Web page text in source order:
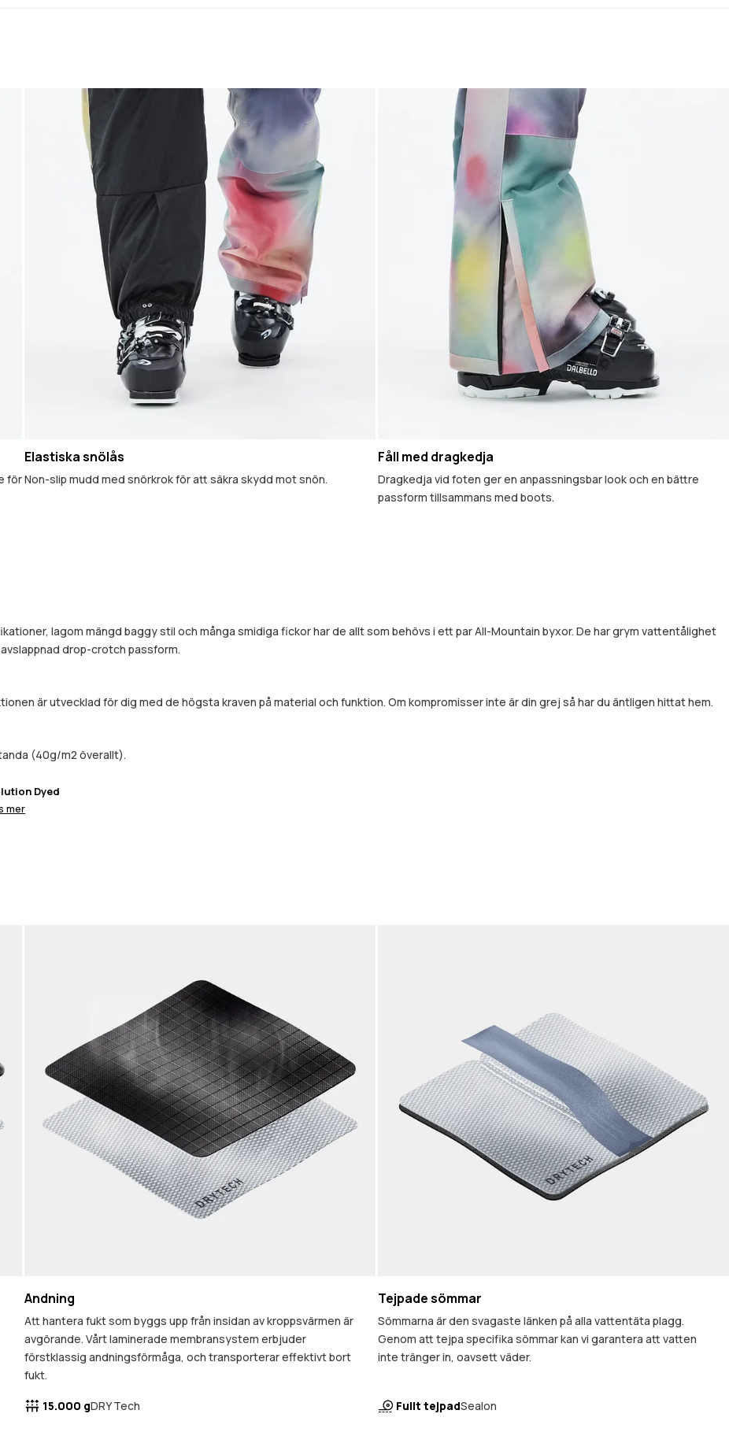
för
Elastiska snölås
Non-slip mudd med snörkrok för att säkra skydd mot snön.
Fåll med dragkedja
Dragkedja vid foten ger en anpassningsbar look och en bättre
passform tillsammans med boots.
lagom mängd baggy stil och många smidiga fickor har de allt som behövs i ett par All-Mountain byxor. De har grym vattentålighet
drop-crotch passform.
är utvecklad för dig med de högsta kraven på material och funktion. Om kompromisser inte är din grej så har du äntligen hittat hem.
(40g/m2 överallt).
Dyed
mer
Andning
Att hantera fukt som byggs upp från insidan av kroppsvärmen är
avgörande. Vårt laminerade membransystem erbjuder
förstklassig andningsförmåga, och transporterar effektivt bort
fukt.
15.000 gDRY Tech
Tejpade sömmar
Sömmarna är den svagaste länken på alla vattentäta plagg.
Genom att tejpa specifika sömmar kan vi garantera att vatten
inte tränger in, oavsett väder.
Fullt tejpadSealon